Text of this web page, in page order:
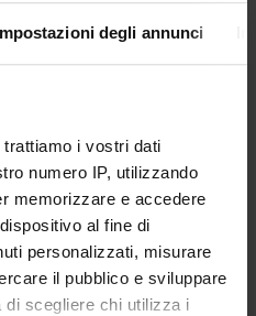
degli annunci
trattiamo i vostri dati
numero IP, utilizzando
memorizzare e accedere
al fine di
personalizzati, misurare
il pubblico e sviluppare
scegliere chi utilizza i
utile per implementare un
dal Dipartimento